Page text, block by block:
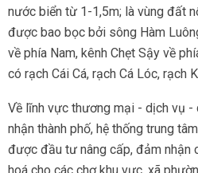
nước biển từ 1-1,5m; là vùng đất
được bao bọc bởi sông Hàm
về phía Nam, kênh Chẹt Sậy về
có rạch Cái Cá, rạch Cá Lóc, rạch
Về lĩnh vực thương mại - dịch vụ
nhận thành phố, hệ thống trung
được đầu tư nâng cấp, đảm nhận